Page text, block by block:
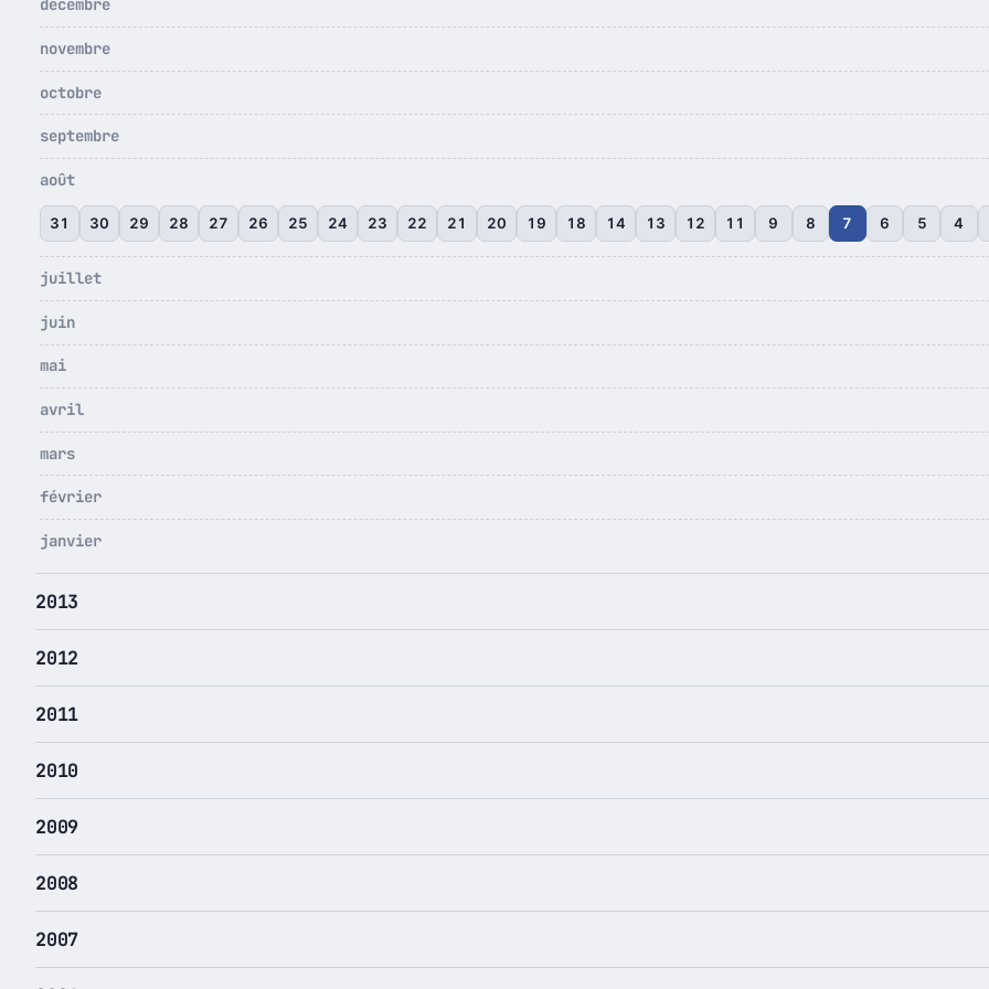
décembre
novembre
octobre
septembre
août
31 30 29 28 27 26 25 24 23 22 21 20 19 18 14 13 12 11 9 8 7 6 5 4
juillet
juin
mai
avril
mars
février
janvier
2013
2012
2011
2010
2009
2008
2007